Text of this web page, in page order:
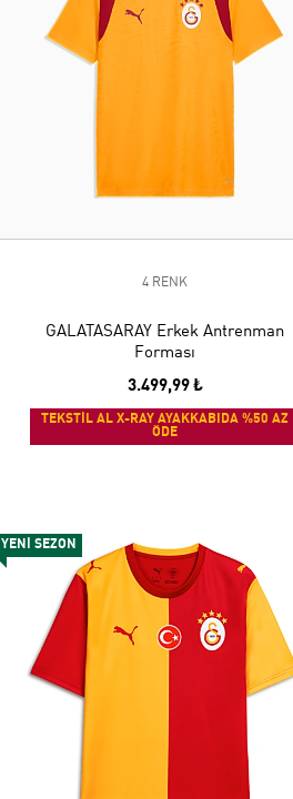
4 RENK
GALATASARAY Erkek Antrenman
Forması
3.499,99 ₺
TEKSTİL AL X-RAY AYAKKABIDA %50 AZ
ÖDE
YENİ SEZON